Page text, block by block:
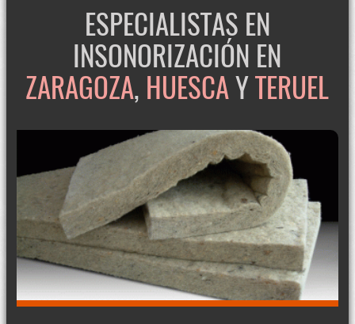
ESPECIALISTAS EN
INSONORIZACIÓN EN
ZARAGOZA, HUESCAYTERUEL